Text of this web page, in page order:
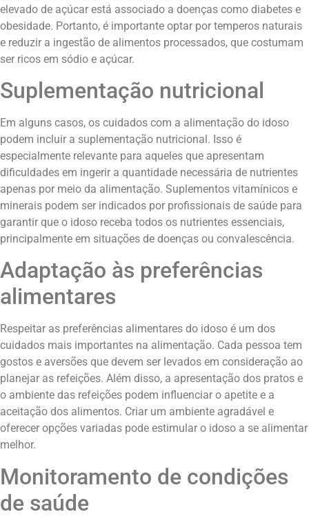
elevado de açúcar está associado a doenças como diabetes e
obesidade. Portanto, é importante optar por temperos naturais
e reduzir a ingestão de alimentos processados, que costumam
ser ricos em sódio e açúcar.
Suplementação nutricional
Em alguns casos, os cuidados com a alimentação do idoso
podem incluir a suplementação nutricional. Isso é
especialmente relevante para aqueles que apresentam
dificuldades em ingerir a quantidade necessária de nutrientes
apenas por meio da alimentação. Suplementos vitamínicos e
minerais podem ser indicados por profissionais de saúde para
garantir que o idoso receba todos os nutrientes essenciais,
principalmente em situações de doenças ou convalescência.
Adaptação às preferências
alimentares
Respeitar as preferências alimentares do idoso é um dos
cuidados mais importantes na alimentação. Cada pessoa tem
gostos e aversões que devem ser levados em consideração ao
planejar as refeições. Além disso, a apresentação dos pratos e
o ambiente das refeições podem influenciar o apetite e a
aceitação dos alimentos. Criar um ambiente agradável e
oferecer opções variadas pode estimular o idoso a se alimentar
melhor.
Monitoramento de condições
de saúde